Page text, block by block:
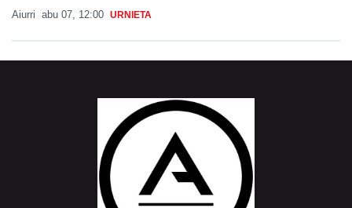
Aiurri abu 07, 12:00 URNIETA